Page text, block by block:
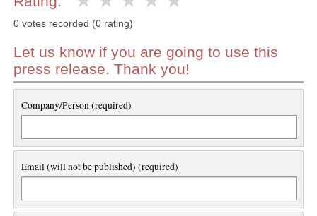
0 votes recorded (0 rating)
Let us know if you are going to use this
press release. Thank you!
Company/Person (required)
Email (will not be published) (required)